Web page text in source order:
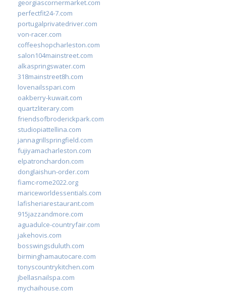
georgiascornermarket.com
perfectfit24-7.com
portugalprivatedriver.com
von-racer.com
coffeeshopcharleston.com
salon104mainstreet.com
alkaspringswater.com
318mainstreet8h.com
lovenailsspari.com
oakberry-kuwait.com
quartzliterary.com
friendsofbroderickpark.com
studiopiattellina.com
jannagrillspringfield.com
fujiyamacharleston.com
elpatronchardon.com
donglaishun-order.com
fiamc-rome2022.org
mariceworldessentials.com
lafisheriarestaurant.com
915jazzandmore.com
aguadulce-countryfair.com
jakehovis.com
bosswingsduluth.com
birminghamautocare.com
tonyscountrykitchen.com
jbellasnailspa.com
mychaihouse.com